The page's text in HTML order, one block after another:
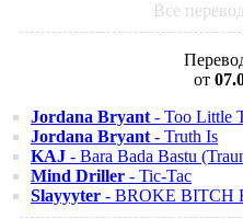
Все
от
Jordana Bryant - Too Little
Jordana Bryant - Truth Is
KAJ - Bara Bada Bastu
Mind Driller - Tic-Tac
Slayyyter - BROKE BITCH